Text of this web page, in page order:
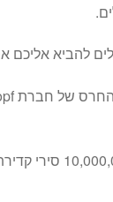
להביא אליכם
מאז 1975